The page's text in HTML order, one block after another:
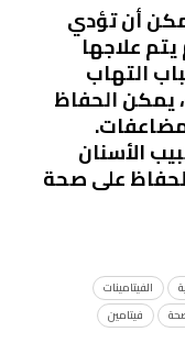
أن تؤدي
علاجها
التهاب
يمكن الحفاظ
الأسنان
على صحة
الفيتامينات
فيتامين